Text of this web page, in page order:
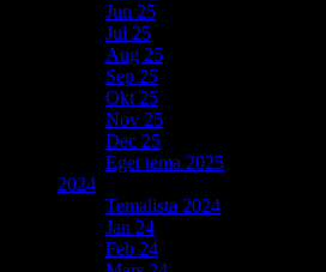
Jun 25
Jul 25
Aug 25
Sep 25
Okt 25
Nov 25
Dec 25
Eget tema 2025
2024
Temalista 2024
Jan 24
Feb 24